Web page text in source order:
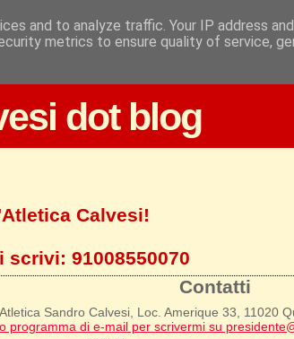
dot blog
Calvesi!
scrivi:91008550070
Contatti
Sandro Calvesi, Loc. Amerique 33, 11020
programma di e-mail per scrivermi su
and to analyze traffic. Your IP address
metrics to ensure quality of service,